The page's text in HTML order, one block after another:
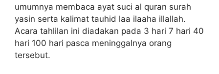
umumnya membaca ayat suci al quran surah
yasin serta kalimat tauhid laa ilaaha illallah.
Acara tahlilan ini diadakan pada 3 hari 7 hari 40
hari 100 hari pasca meninggalnya orang
tersebut.